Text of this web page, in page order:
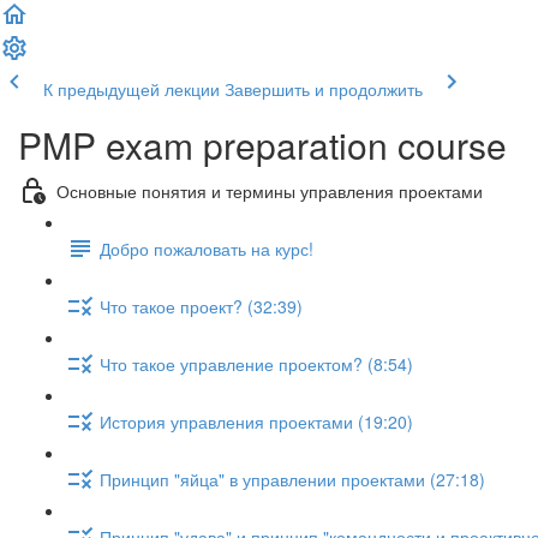
К предыдущей лекции Завершить и продолжить
PMP exam preparation course
Основные понятия и термины управления проектами
Добро пожаловать на курс!
Что такое проект? (32:39)
Что такое управление проектом? (8:54)
История управления проектами (19:20)
Принцип "яйца" в управлении проектами (27:18)